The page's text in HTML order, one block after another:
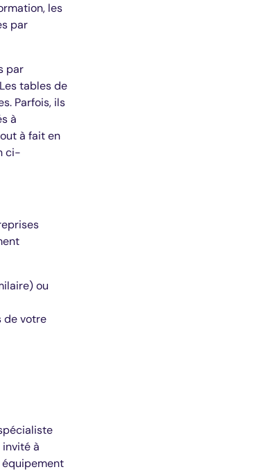
les
par
par
tables de
Parfois, ils
à
à fait en
ci-
ou
de votre
à
équipement